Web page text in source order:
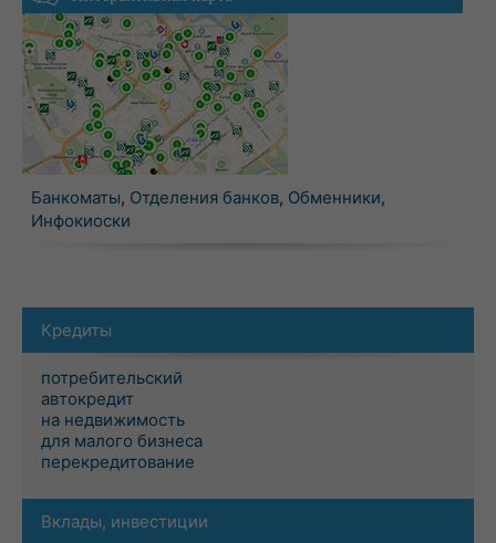
Банкоматы, Отделения банков, Обменники,
Инфокиоски
Кредиты
потребительский
автокредит
на недвижимость
для малого бизнеса
перекредитование
Вклады, инвестиции